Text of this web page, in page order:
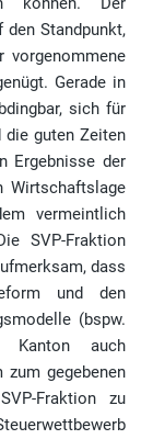
Standpunkt,
Gerade in
sich für
die guten Zeiten
Ergebnisse der
Wirtschaftslage
vermeintlich
SVP-Fraktion
dass
und den
(bspw.
Kanton auch
zum gegebenen
Fraktion zu